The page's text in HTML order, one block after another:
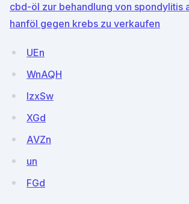
cbd-öl zur behandlung von spondylitis
hanföl gegen krebs zu verkaufen
UEn
WnAQH
IzxSw
XGd
AVZn
un
FGd